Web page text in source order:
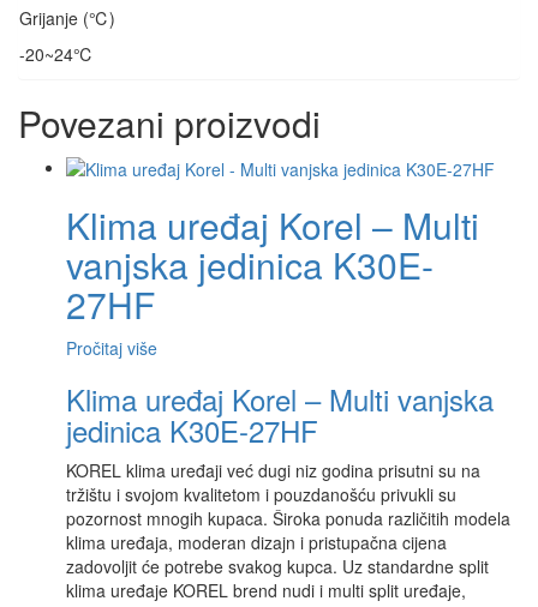
Grijanje (℃)
-20~24℃
Povezani proizvodi
Klima uređaj Korel – Multi
vanjska jedinica K30E-
27HF
Pročitaj više
Klima uređaj Korel – Multi vanjska
jedinica K30E-27HF
KOREL klima uređaji već dugi niz godina prisutni su na
tržištu i svojom kvalitetom i pouzdanošću privukli su
pozornost mnogih kupaca. Široka ponuda različitih modela
klima uređaja, moderan dizajn i pristupačna cijena
zadovoljit će potrebe svakog kupca. Uz standardne split
klima uređaje KOREL brend nudi i multi split uređaje,